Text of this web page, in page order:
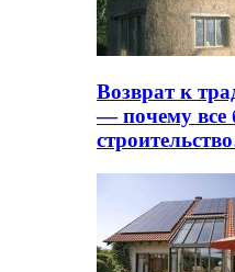
Возврат к
— почему все